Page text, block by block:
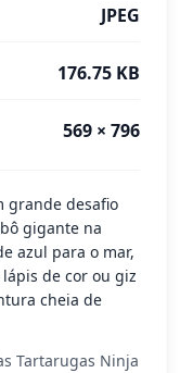
JPEG
176.75 KB
569 × 796
grande desafio
gigante na
azul para o mar,
de cor ou giz
cheia de
Tartarugas Ninja